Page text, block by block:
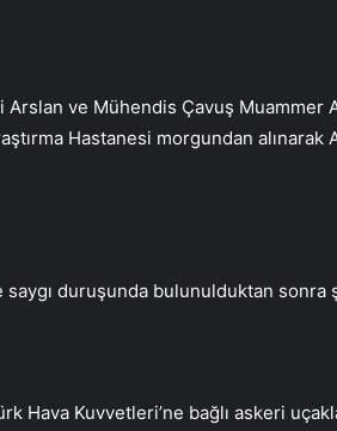
ve Mühendis Çavuş Muammer
Hastanesi morgundan alınarak
duruşunda bulunulduktan
Hava Kuvvetleri’ne bağlı askeri